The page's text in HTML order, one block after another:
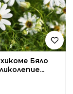
Бяло